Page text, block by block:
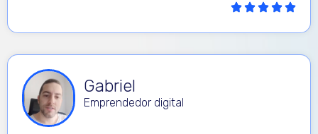
Gabriel
Emprendedor digital